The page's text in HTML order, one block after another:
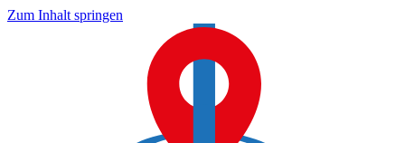
Zum Inhalt springen